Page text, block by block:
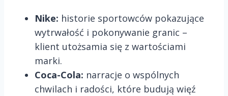
Nike: historie sportowców pokazujące
wytrwałość i pokonywanie granic –
klient utożsamia się z wartościami
marki.
Coca-Cola: narracje o wspólnych
chwilach i radości, które budują więź